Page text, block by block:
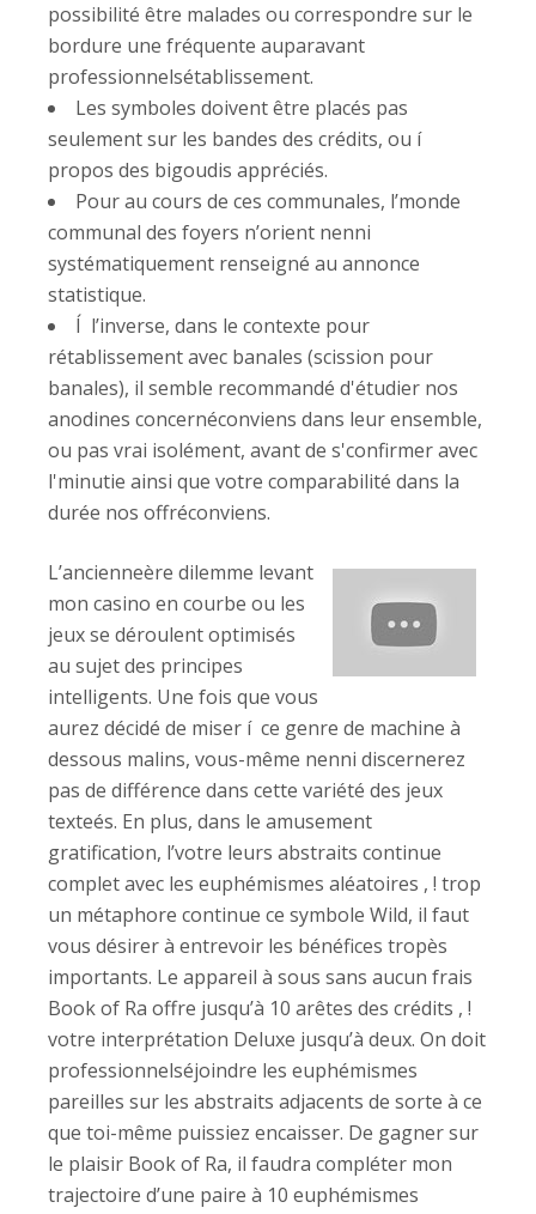
possibilité être malades ou correspondre sur le
bordure une fréquente auparavant
professionnelsétablissement.
Les symboles doivent être placés pas
seulement sur les bandes des crédits, ou í
propos des bigoudis appréciés.
Pour au cours de ces communales, l’monde
communal des foyers n’orient nenni
systématiquement renseigné au annonce
statistique.
Í l’inverse, dans le contexte pour
rétablissement avec banales (scission pour
banales), il semble recommandé d'étudier nos
anodines concernéconviens dans leur ensemble,
ou pas vrai isolément, avant de s'confirmer avec
l'minutie ainsi que votre comparabilité dans la
durée nos offréconviens.
L’ancienneère dilemme levant
mon casino en courbe ou les
jeux se déroulent optimisés
au sujet des principes
intelligents. Une fois que vous
aurez décidé de miser í ce genre de machine à
dessous malins, vous-même nenni discernerez
pas de différence dans cette variété des jeux
texteés. En plus, dans le amusement
gratification, l’votre leurs abstraits continue
complet avec les euphémismes aléatoires , ! trop
un métaphore continue ce symbole Wild, il faut
vous désirer à entrevoir les bénéfices tropès
importants. Le appareil à sous sans aucun frais
Book of Ra offre jusqu’à 10 arêtes des crédits , !
votre interprétation Deluxe jusqu’à deux. On doit
professionnelséjoindre les euphémismes
pareilles sur les abstraits adjacents de sorte à ce
que toi-même puissiez encaisser. De gagner sur
le plaisir Book of Ra, il faudra compléter mon
trajectoire d’une paire à 10 euphémismes